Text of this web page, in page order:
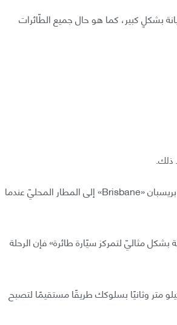
بشكلٍ كبير، كما هو حال جميع الطّائرات
ذلك.
تحتاج 23 دقيقة لقيادة 19 كيلو متر حاليًّا على سبيل المثال من مكاتبنا في بريسبان «Brisbane» إلى المطار المحليّ عندما
مثاليّ لتمركز سيّارة طائرة» فإن الرحلة
على سرعة مزدوجة، أولًا من الطيران بسرعة متوسطة مثلًا 100 كيلو متر وثانيًا بسلوكك طريقًا مستقيمًا لتصبح